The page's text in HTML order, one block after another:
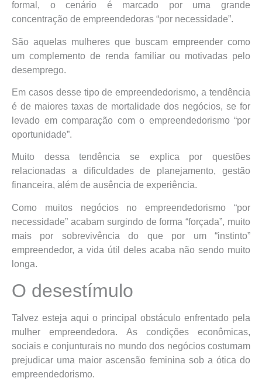
formal, o cenário é marcado por uma grande
concentração de empreendedoras “por necessidade”.
São aquelas mulheres que buscam empreender como
um complemento de renda familiar ou motivadas pelo
desemprego.
Em casos desse tipo de empreendedorismo, a tendência
é de maiores taxas de mortalidade dos negócios, se for
levado em comparação com o empreendedorismo “por
oportunidade”.
Muito dessa tendência se explica por questões
relacionadas a dificuldades de planejamento, gestão
financeira, além de ausência de experiência.
Como muitos negócios no empreendedorismo “por
necessidade” acabam surgindo de forma “forçada”, muito
mais por sobrevivência do que por um “instinto”
empreendedor, a vida útil deles acaba não sendo muito
longa.
O desestímulo
Talvez esteja aqui o principal obstáculo enfrentado pela
mulher empreendedora. As condições econômicas,
sociais e conjunturais no mundo dos negócios costumam
prejudicar uma maior ascensão feminina sob a ótica do
empreendedorismo.